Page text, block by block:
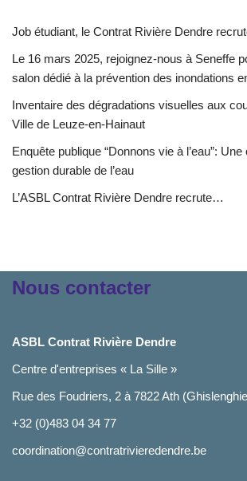
Job étudiant, le Contrat Rivière Dendre
Le 16 mars 2025, rejoignez-nous à Seneffe
salon dédié à la prévention des inondations
Inventaire des dégradations visuelles aux
Ville de Leuze-en-Hainaut
Enquête publique “Donnons vie à l’eau”:
gestion durable de l’eau
L’ASBL Contrat Rivière Dendre recrute…
Nous contacter
ASBL Contrat Rivière Dendre
Centre d'entreprises « La Sille »
Rue des Foudriers, 2 à 7822 Ath
+32 (0)483 04 34 77
coordination@contratrivieredendre.be